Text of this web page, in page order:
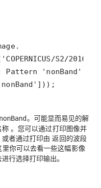
nonBand。可能显而易见的解
。您可以通过打印图像并
者通过打印由 返回的波段
里你可以去看一些这幅影像
行选择打印输出。